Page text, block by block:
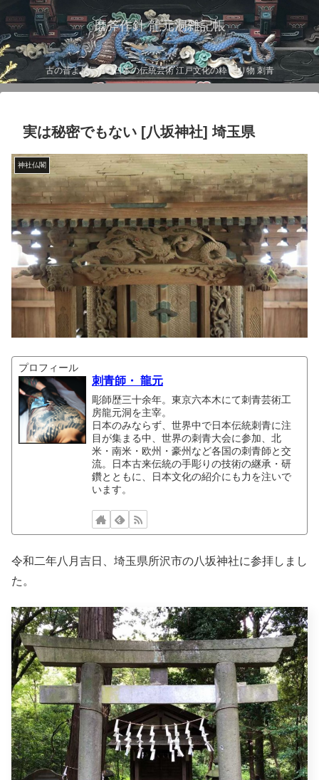
磨斧作針 龍元洞雑記帳
古の昔より伝わる日本の伝統芸術 江戸文化の粋 彫り物 刺青
実は秘密でもない [八坂神社] 埼玉県
神社仏閣
プロフィール
刺青師・ 龍元
彫師歴三十余年。東京六本木にて刺青芸術工
房龍元洞を主宰。
日本のみならず、世界中で日本伝統刺青に注
目が集まる中、世界の刺青大会に参加、北
米・南米・欧州・豪州など各国の刺青師と交
流。日本古来伝統の手彫りの技術の継承・研
鑽とともに、日本文化の紹介にも力を注いで
います。
令和二年八月吉日、埼玉県所沢市の八坂神社に参拝しまし
た。